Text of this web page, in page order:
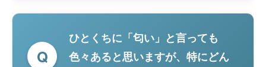
Q
ひとくちに「匂い」と言っても
色々あると思いますが、特にどん